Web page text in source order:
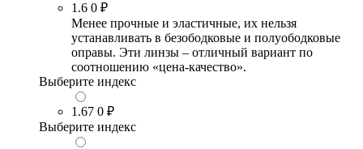
1.6 0 ₽
Менее прочные и эластичные, их нельзя
устанавливать в безободковые и полуободковые
оправы. Эти линзы – отличный вариант по
соотношению «цена-качество».
Выберите индекс
1.67 0 ₽
Выберите индекс